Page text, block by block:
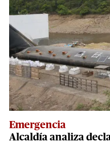
Emergencia
Alcaldía analiza